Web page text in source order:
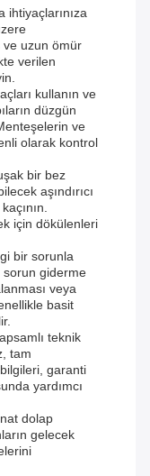
ihtiyaçlarınıza
ve uzun ömür
verilen
kullanın ve
düzgün
ve
olarak kontrol
bir bez
aşındırıcı
için dökülenleri
bir sorunla
sorun giderme
veya
basit
teknik
tam
garanti
yardımcı
dolap
gelecek